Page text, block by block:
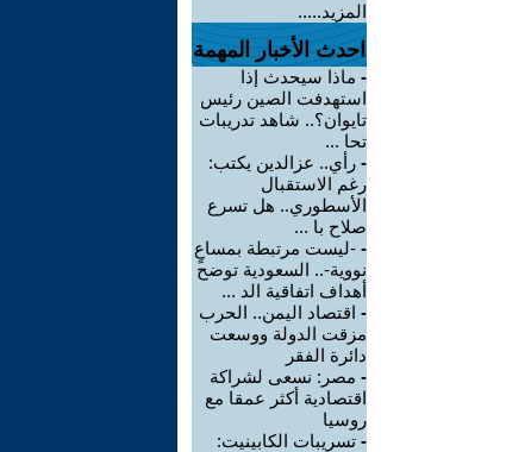
المزيد.....
احدث الأخبار المهمة
- ماذا سيحدث إذا
استهدفت الصين رئيس
تايوان؟.. شاهد تدريبات
تحا ...
- رأي.. عزالدين يكتب:
رغم الاستقبال
الأسطوري.. هل تسرع
صلاح با ...
- -ليست مرتبطة بمساعٍ
نووية-.. السعودية توضح
أهداف اتفاقية الد ...
- اقتصاد اليمن.. الحرب
مزقت الدولة ووسعت
دائرة الفقر
- مصر: نسعى لشراكة
اقتصادية أكثر عمقا مع
روسيا
- تسريبات الكابينيت: